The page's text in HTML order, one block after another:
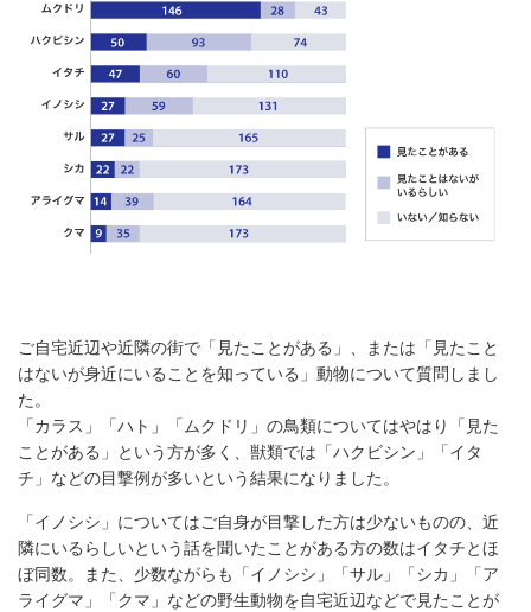
ご自宅近辺や近隣の街で「見たことがある」、または「見たこと
はないが身近にいることを知っている」動物について質問しまし
た。
「カラス」「ハト」「ムクドリ」の鳥類についてはやはり「見た
ことがある」という方が多く、獣類では「ハクビシン」「イタ
チ」などの目撃例が多いという結果になりました。
「イノシシ」についてはご自身が目撃した方は少ないものの、近
隣にいるらしいという話を聞いたことがある方の数はイタチとほ
ぼ同数。また、少数ながらも「イノシシ」「サル」「シカ」「ア
ライグマ」「クマ」などの野生動物を自宅近辺などで見たことが